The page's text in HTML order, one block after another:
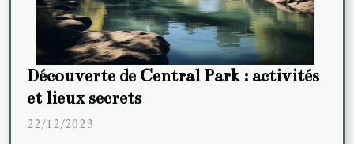
Découverte de Central Park : activités
et lieux secrets
22/12/2023